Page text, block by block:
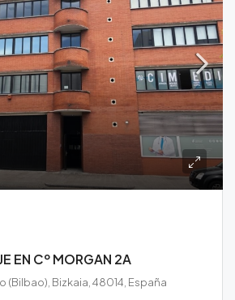
EN Cº MORGAN 2A
(Bilbao), Bizkaia, 48014, España